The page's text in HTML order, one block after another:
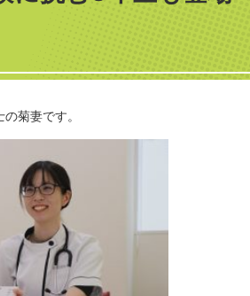
菊妻です。